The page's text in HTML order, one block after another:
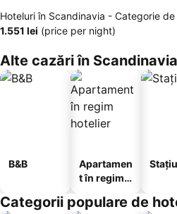
Hoteluri în Scandinavia - Categorie
‎1.551 lei (price per night)
Alte cazări în Scandinavia
B&B
Apartamen
t în regim
Categorii populare de